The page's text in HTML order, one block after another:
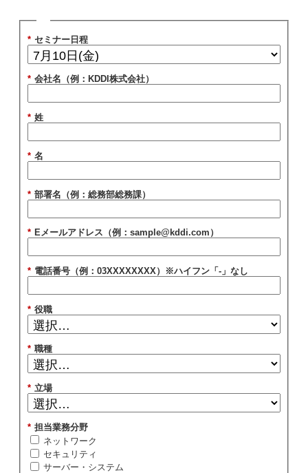
* セミナー日程
* 会社名（例：KDDI株式会社）
* 姓
* 名
* 部署名（例：総務部総務課）
* Eメールアドレス（例：sample@kddi.com）
* 電話番号（例：03XXXXXXXX）※ハイフン「-」なし
* 役職
* 職種
* 立場
* 担当業務分野
ネットワーク
セキュリティ
サーバー・システム